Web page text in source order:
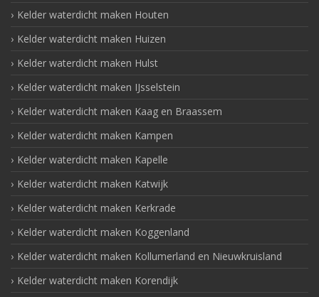
Kelder waterdicht maken Houten
Kelder waterdicht maken Huizen
Kelder waterdicht maken Hulst
Kelder waterdicht maken IJsselstein
Kelder waterdicht maken Kaag en Braassem
Kelder waterdicht maken Kampen
Kelder waterdicht maken Kapelle
Kelder waterdicht maken Katwijk
Kelder waterdicht maken Kerkrade
Kelder waterdicht maken Koggenland
Kelder waterdicht maken Kollumerland en Nieuwkruisland
Kelder waterdicht maken Korendijk